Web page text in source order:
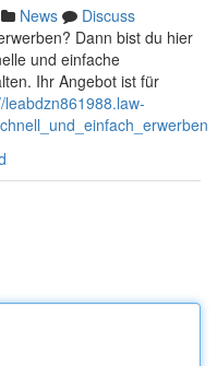
News
Discuss
Dann bist du hier
und einfache
Ihr Angebot ist für
leabdzn861988.law-